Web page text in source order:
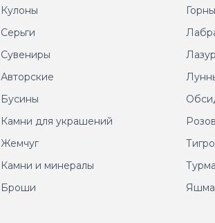
Кулоны
Серьги
Сувениры
Авторские
Бусины
Камни для украшений
Жемчуг
Камни и минералы
Броши
Яшма